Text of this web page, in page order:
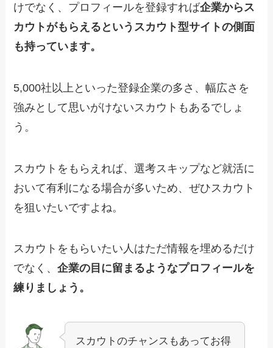
けでなく、プロフィールを登録すれば企業からス
カウトがもらえるというスカウト型サイトの側面
も持っています。
5,000社以上といった登録企業の多さ、幅広さを
強みとして思いがけないスカウトもあるでしょ
う。
スカウトをもらえれば、選考スキップなど就活に
おいて有利になる場合が多いため、ぜひスカウト
を狙いたいですよね。
スカウトをもらいたい人はただ情報を埋めるだけ
でなく、企業の目に留まるようなプロフィールを
練りましょう。
スカウトのチャンスもあってお得